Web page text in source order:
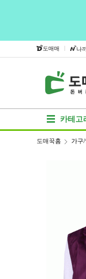
도매매 | 나
카테고
도매꾹홈 가구